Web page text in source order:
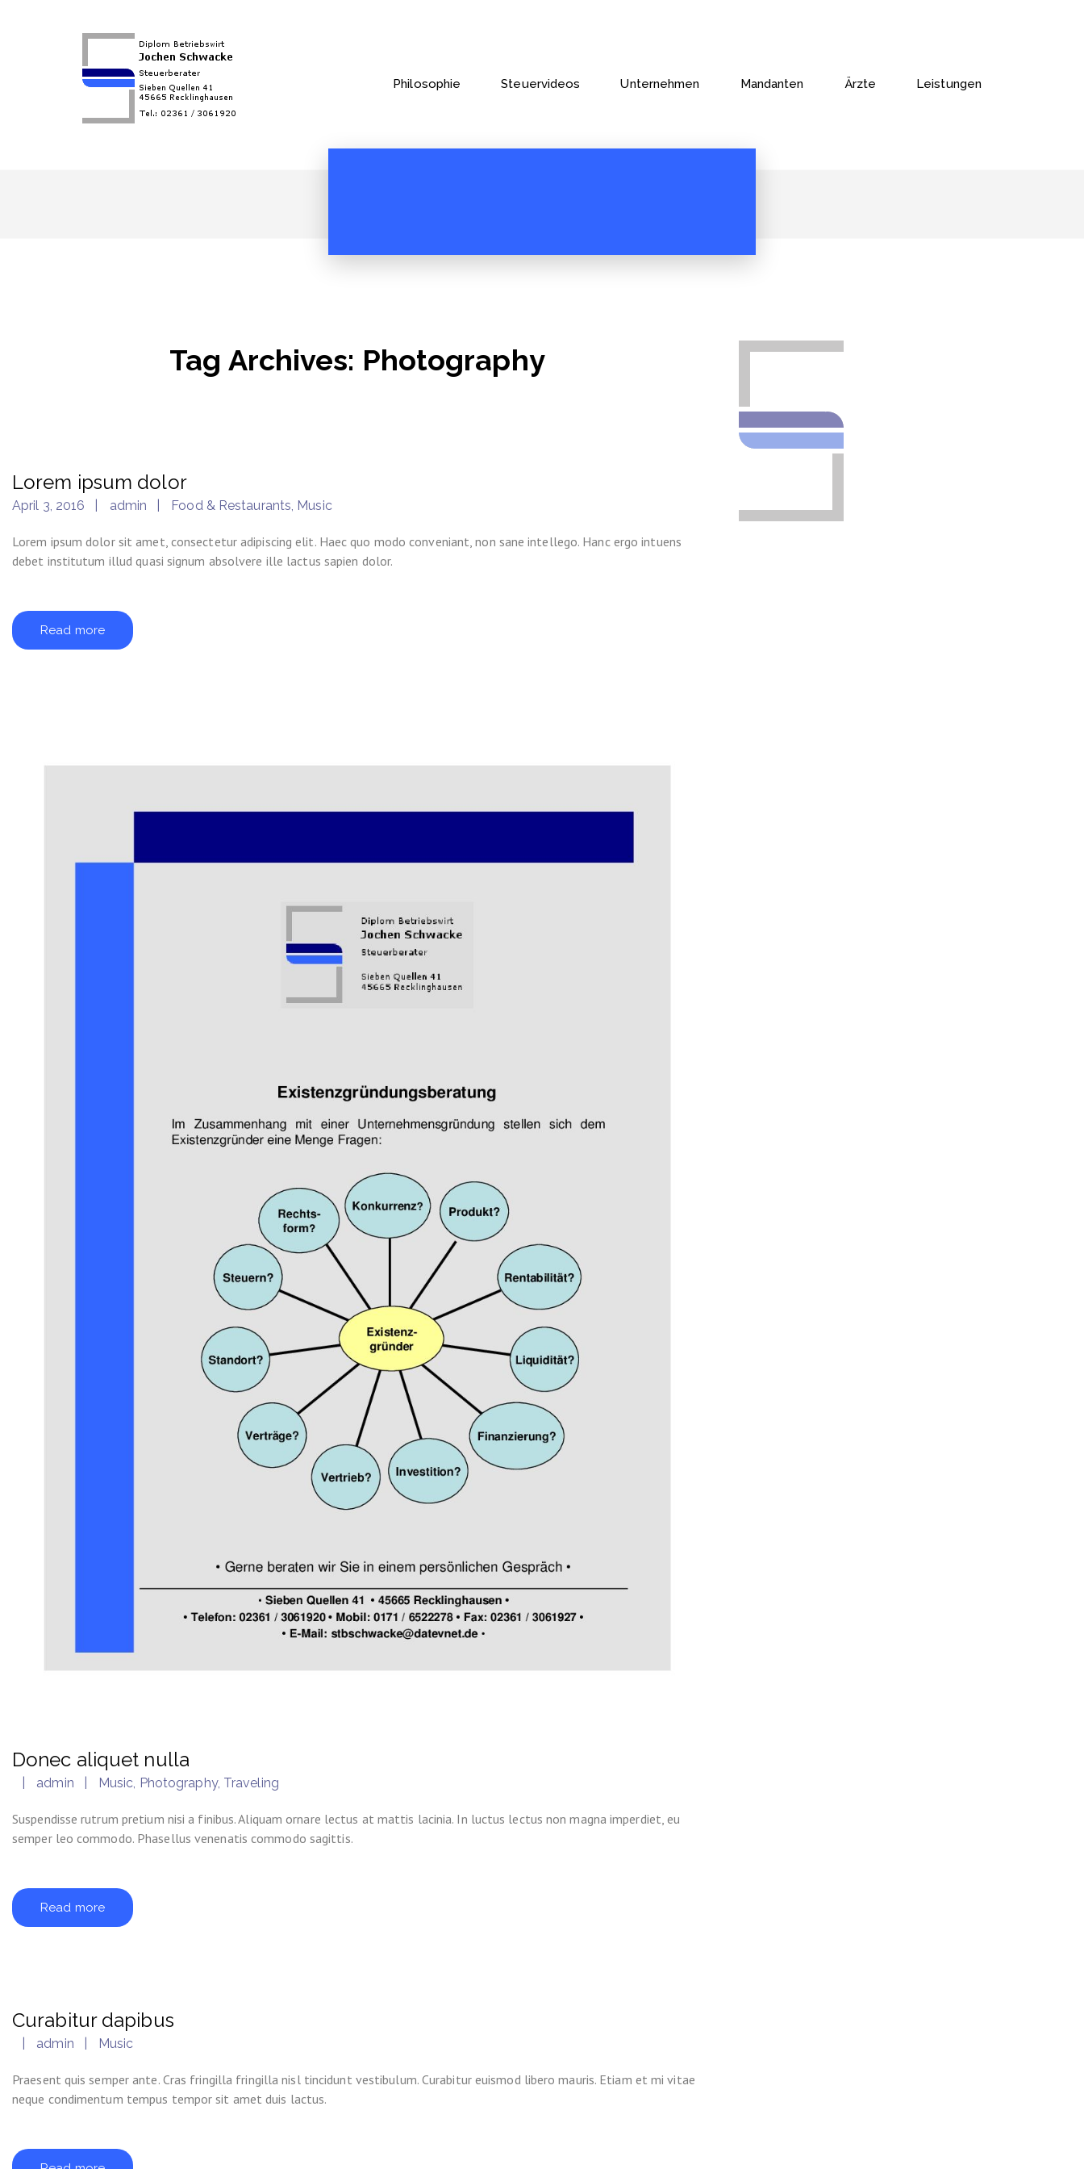
Philosophie Steuervideos Unternehmen Mandanten Ärzte Leistungen
Tag Archives: Photography
Lorem ipsum dolor
April 3, 2016 admin Food & Restaurants, Music
Lorem ipsum dolor sit amet, consectetur adipiscing elit. Haec quo modo conveniant, non sane intellego. Hanc ergo intuens
debet institutum illud quasi signum absolvere ille lactus sapien dolor.
Read more
Donec aliquet nulla
admin Music, Photography, Traveling
Suspendisse rutrum pretium nisi a finibus. Aliquam ornare lectus at mattis lacinia. In luctus lectus non magna imperdiet, eu
semper leo commodo. Phasellus venenatis commodo sagittis.
Read more
Curabitur dapibus
admin Music
Praesent quis semper ante. Cras fringilla fringilla nisl tincidunt vestibulum. Curabitur euismod libero mauris. Etiam et mi vitae
neque condimentum tempus tempor sit amet duis lactus.